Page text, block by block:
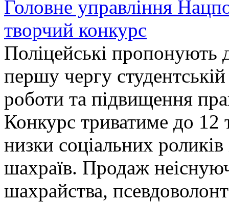
Головне управління
творчий конкурс
Поліцейські пропонують
першу чергу
роботи та підвищення
Конкурс триватиме до 12
низки соціальних
шахраїв. Продаж
шахрайства,